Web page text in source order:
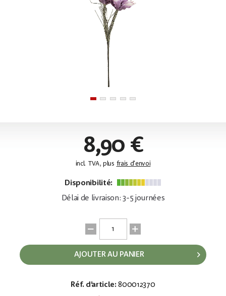
8,90 €
incl. TVA, plus frais d'envoi
Disponibilité:
Délai de livraison: 3-5 journées
AJOUTER AU PANIER
Réf. d’article: 800012370